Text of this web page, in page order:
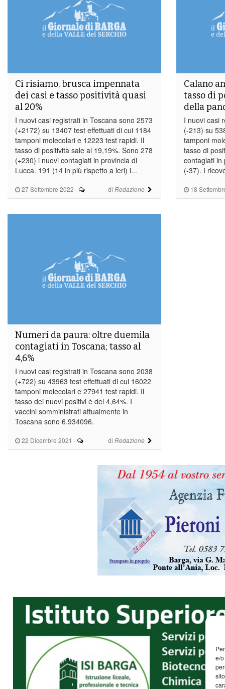
e/
27 Settembre 2022 - di Redazione
Ci risiamo, brusca impennata
dei casi e tasso positività quasi
al 20%
I nuovi casi registrati in Toscana sono 2573
(+2172) su 13407 test effettuati di cui 1184
tamponi molecolari e 12223 test rapidi. Il
tasso di positività sale al 19,19%. Sono 278
(+230) i nuovi contagiati in provincia di
Lucca. 191 (14 in più rispetto a ieri) i...
18
Calano
tasso di
della
I nuovi casi
(-213) su
tamponi
tasso di
contagiati in
(-37). I
22 Dicembre 2021 - di Redazione
Numeri da paura: oltre duemila
contagiati in Toscana; tasso al
4,6%
I nuovi casi registrati in Toscana sono 2038
(+722) su 43963 test effettuati di cui 16022
tamponi molecolari e 27941 test rapidi. Il
tasso dei nuovi positivi è del 4,64%. I
vaccini somministrati attualmente in
Toscana sono 6.934096.